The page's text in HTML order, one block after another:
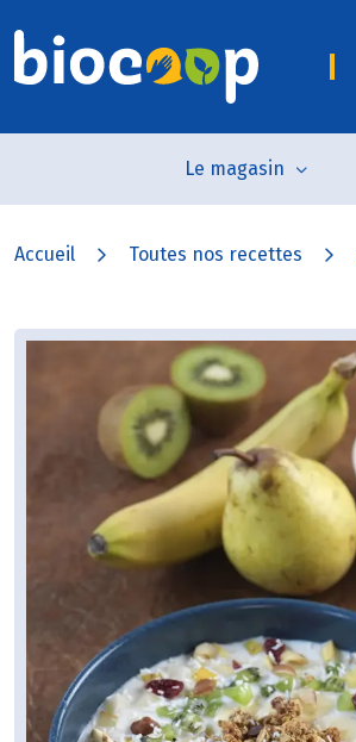
Le magasin
Accueil Toutes nos recettes